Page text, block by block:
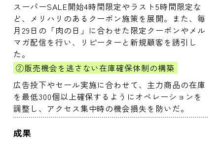
スーパーSALE開始4時間限定やラスト5時間限定な
ど、メリハリのあるクーポン施策を展開。また、毎
月29日の「肉の日」に合わせた限定クーポンやメル
マガ配信を行い、リピーターと新規顧客を誘引し
た。
②販売機会を逃さない在庫確保体制の構築
広告投下やセール実施に合わせて、主力商品の在庫
を最低300個以上確保するようにオペレーションを
調整し、アクセス集中時の機会損失を防いだ。
成果